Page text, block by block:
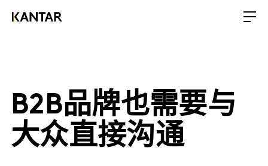
B2B品牌也需要与
大众直接沟通